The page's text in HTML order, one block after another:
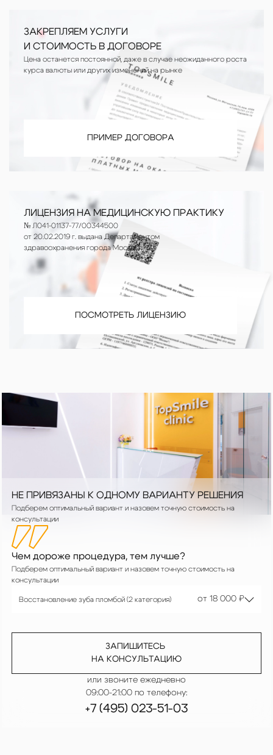
ЗАКРЕПЛЯЕМ УСЛУГИ
И СТОИМОСТЬ В ДОГОВОРЕ
Цена останется постоянной, даже в случае неожиданного роста
курса валюты или других изменений на рынке
ПРИМЕР ДОГОВОРА
ЛИЦЕНЗИЯ НА МЕДИЦИНСКУЮ ПРАКТИКУ
№ Л041-01137-77/00344500
от 20.02.2019 г. выдана Департаментом
здравоохранения города Москвы
ПОСМОТРЕТЬ ЛИЦЕНЗИЮ
НЕ ПРИВЯЗАНЫ К ОДНОМУ ВАРИАНТУ РЕШЕНИЯ
Подберем оптимальный вариант и назовем точную стоимость на
консультации
Чем дороже процедура, тем лучше?
Подберем оптимальный вариант и назовем точную стоимость на
консультации
Восстановление зуба пломбой (2 категория) от 18 000 ₽
ЗАПИШИТЕСЬ
НА КОНСУЛЬТАЦИЮ
или звоните ежедневно
09:00-21:00 по телефону:
+7 (495) 023-51-03